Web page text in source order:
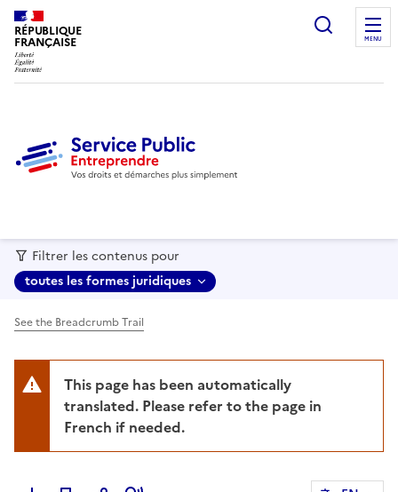
RÉPUBLIQUE
FRANÇAISE MENU
Filtrer les contenus pour
toutes les formes juridiques
See the Breadcrumb Trail
This page has been automatically
translated. Please refer to the page in
French if needed.